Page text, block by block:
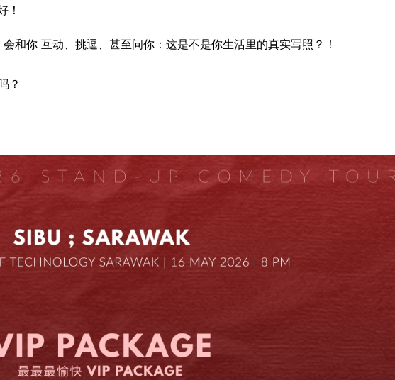
！
和你 互动、挑逗、甚至问你：这是不是你生活里的真实写照？！
？